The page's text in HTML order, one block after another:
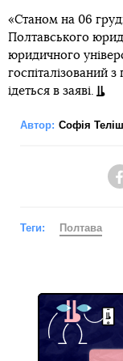
«Станом на 06
Полтавського
юридичного
госпіталізований
ідеться в заяві.
Автор: Софія
Теги: Полтава